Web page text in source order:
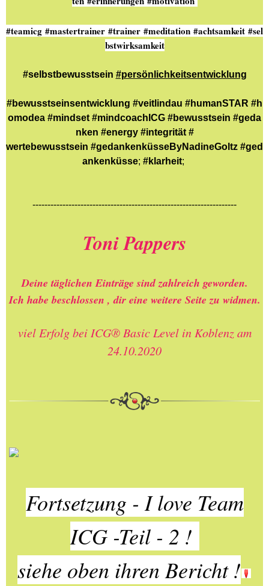
#teamicg #mastertrainer #trainer #meditation #achtsamkeit #sel
bstwirksamkeit
#selbstbewusstsein #persönlichkeitsentwicklung
#bewusstseinsentwicklung #veitlindau #humanSTAR #h
omodea #mindset #mindcoachICG #bewusstsein #geda
nken #energy #integrität #
wertebewusstsein #gedankenküsseByNadineGoltz #ged
ankenküsse; #klarheit;
--------------------------------------------------------------------
Toni Pappers
Deine täglichen Einträge sind zahlreich geworden.
Ich habe beschlossen , dir eine weitere Seite zu widmen.
viel Erfolg bei ICG® Basic Level in Koblenz am
24.10.2020
Fortsetzung - I love Team
ICG -Teil - 2 !
siehe oben ihren Bericht !